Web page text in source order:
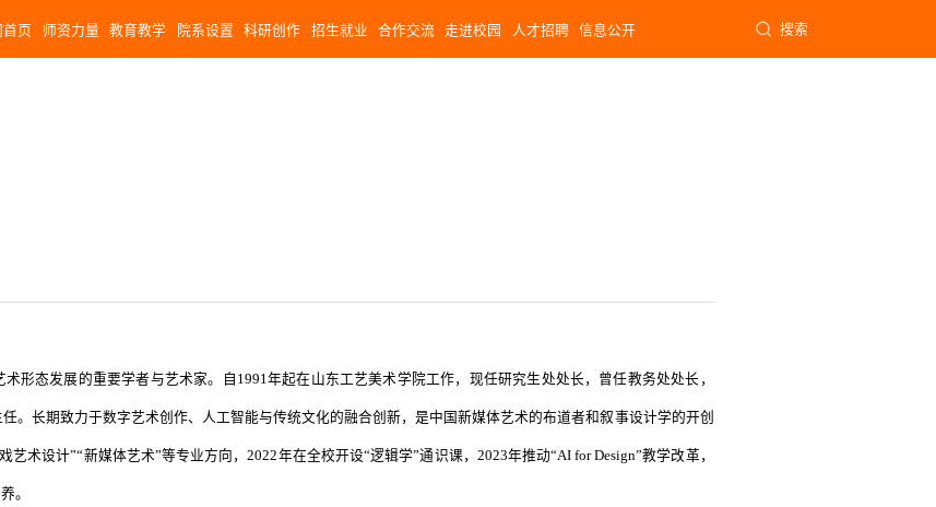
首页 师资力量 教育教学 院系设置 科研创作 招生就业 合作交流 走进校园 人才招聘 信息公开 搜索
形态发展的重要学者与艺术家。自1991年起在山东工艺美术学院工作，现任研究生处处长，曾任教务处处长，
。长期致力于数字艺术创作、人工智能与传统文化的融合创新，是中国新媒体艺术的布道者和叙事设计学的开创
术设计”“新媒体艺术”等专业方向，2022年在全校开设“逻辑学”通识课，2023年推动“AI for Design”教学改革，
。